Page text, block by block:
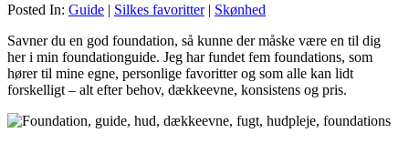
Posted In: Guide | Silkes favoritter| Skønhed
Savner du en god foundation, så kunne der måske være en til dig
her i min foundationguide. Jeg har fundet fem foundations, som
hører til mine egne, personlige favoritter og som alle kan lidt
forskelligt – alt efter behov, dækkeevne, konsistens og pris.